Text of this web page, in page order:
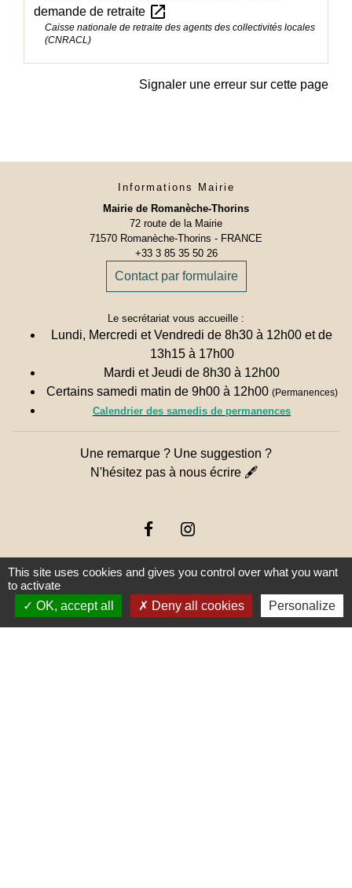
demande de retraite open_in_new
Caisse nationale de retraite des agents des collectivités locales
(CNRACL)
Signaler une erreur sur cette page
Informations Mairie
Mairie de Romanèche-Thorins
72 route de la Mairie
71570 Romanèche-Thorins - FRANCE
+33 3 85 35 50 26
Contact par formulaire
Le secrétariat vous accueille :
Lundi, Mercredi et Vendredi de 8h30 à 12h00 et de
13h15 à 17h00
Mardi et Jeudi de 8h30 à 12h00
Certains samedi matin de 9h00 à 12h00 (Permanences)
Calendrier des samedis de permanences
Une remarque ? Une suggestion ?
N'hésitez pas à nous écrire 🖋
Liens
This site uses cookies and gives you control over what you want
to activate
OK, accept all
Deny all cookies Personalize